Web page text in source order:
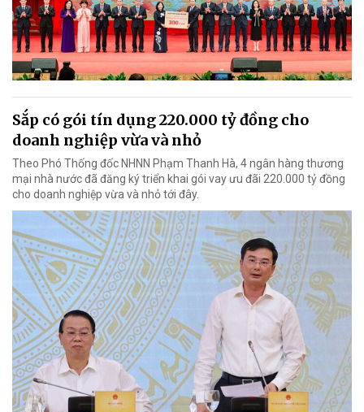
Sắp có gói tín dụng 220.000 tỷ đồng cho
doanh nghiệp vừa và nhỏ
Theo Phó Thống đốc NHNN Phạm Thanh Hà, 4 ngân hàng thương
mại nhà nước đã đăng ký triển khai gói vay ưu đãi 220.000 tỷ đồng
cho doanh nghiệp vừa và nhỏ tới đây.